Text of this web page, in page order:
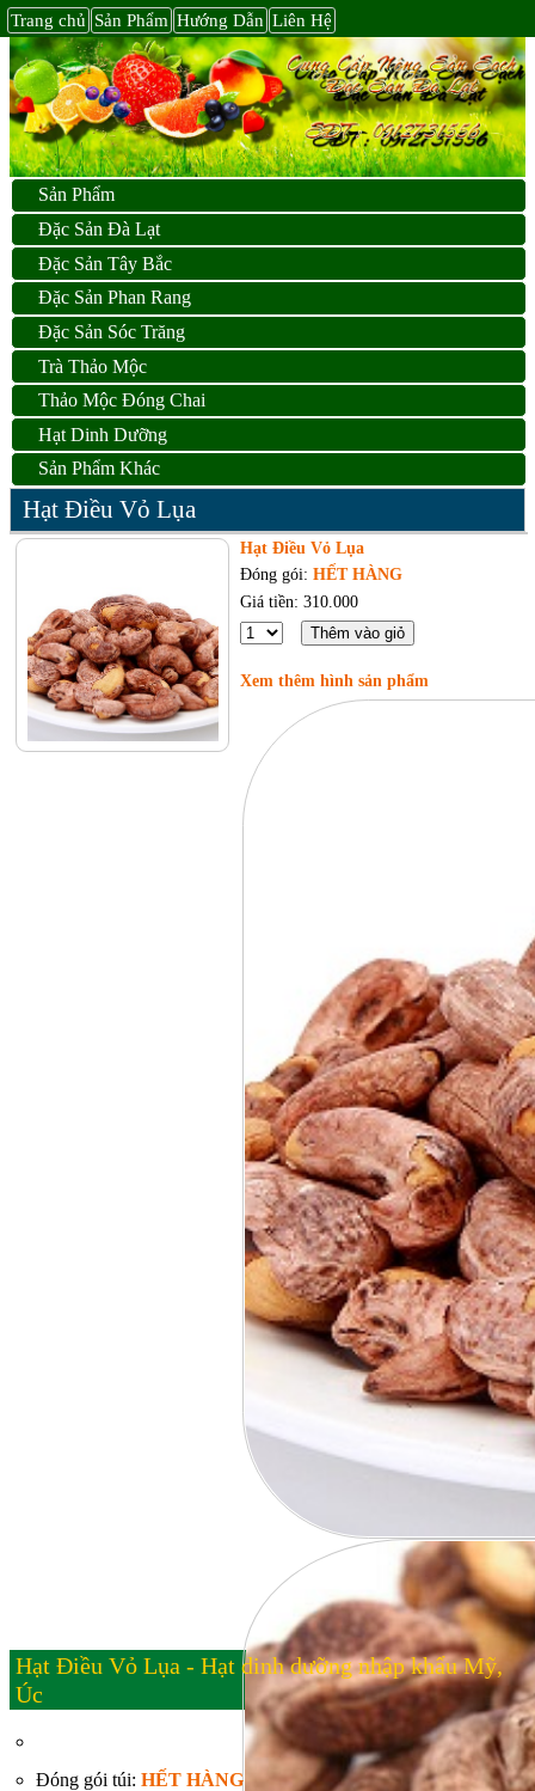
Trang chủ Sản Phẩm Hướng Dẫn Liên Hệ
Sản Phẩm
Đặc Sản Đà Lạt
Đặc Sản Tây Bắc
Đặc Sản Phan Rang
Đặc Sản Sóc Trăng
Trà Thảo Mộc
Thảo Mộc Đóng Chai
Hạt Dinh Dưỡng
Sản Phẩm Khác
Hạt Điều Vỏ Lụa
Hạt Điều Vỏ Lụa
Đóng gói:HẾT HÀNG
Giá tiền: 310.000
Xem thêm hình sản phẩm
Hạt Điều Vỏ Lụa - Hạt dinh dưỡng nhập khẩu Mỹ,
Úc
Đóng gói túi: HẾT HÀNG